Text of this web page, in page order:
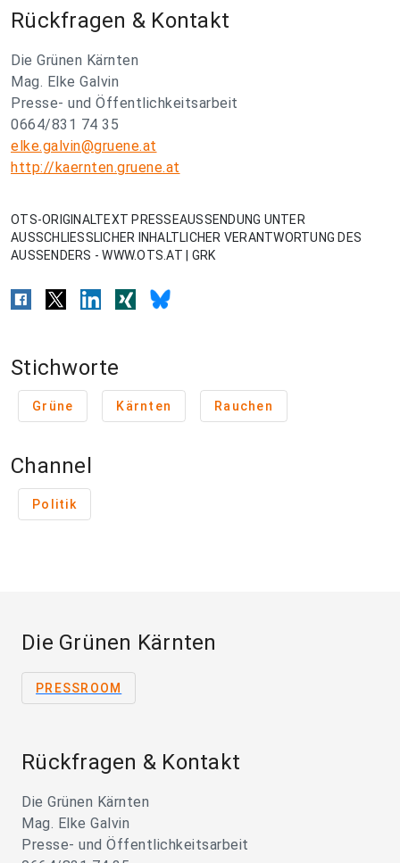
Rückfragen & Kontakt
Die Grünen Kärnten
Mag. Elke Galvin
Presse- und Öffentlichkeitsarbeit
0664/831 74 35
elke.galvin@gruene.at
http://kaernten.gruene.at
OTS-ORIGINALTEXT PRESSEAUSSENDUNG UNTER
AUSSCHLIESSLICHER INHALTLICHER VERANTWORTUNG DES
AUSSENDERS - WWW.OTS.AT | GRK
Stichworte
Grüne Kärnten Rauchen
Channel
Politik
Die Grünen Kärnten
PRESSROOM
Rückfragen & Kontakt
Die Grünen Kärnten
Mag. Elke Galvin
Presse- und Öffentlichkeitsarbeit